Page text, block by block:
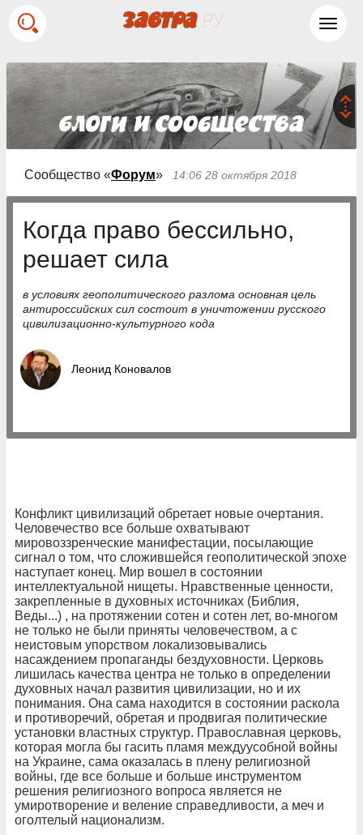
Сообщество «Форум» 14:06 28 октября 2018
Когда право бессильно,
решает сила
в условиях геополитического разлома основная цель
антироссийских сил состоит в уничтожении русского
цивилизационно-культурного кода
Леонид Коновалов
Конфликт цивилизаций обретает новые очертания.
Человечество все больше охватывают
мировоззренческие манифестации, посылающие
сигнал о том, что сложившейся геополитической эпохе
наступает конец. Мир вошел в состоянии
интеллектуальной нищеты. Нравственные ценности,
закрепленные в духовных источниках (Библия,
Веды...) , на протяжении сотен и сотен лет, во-многом
не только не были приняты человечеством, а с
неистовым упорством локализовывались
насаждением пропаганды бездуховности. Церковь
лишилась качества центра не только в определении
духовных начал развития цивилизации, но и их
понимания. Она сама находится в состоянии раскола
и противоречий, обретая и продвигая политические
установки властных структур. Православная церковь,
которая могла бы гасить пламя междуусобной войны
на Украине, сама оказалась в плену религиозной
войны, где все больше и больше инструментом
решения религиозного вопроса является не
умиротворение и веление справедливости, а меч и
оголтелый национализм.